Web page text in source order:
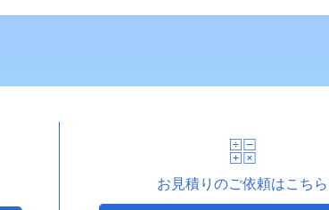
お見積りのご依頼はこちら